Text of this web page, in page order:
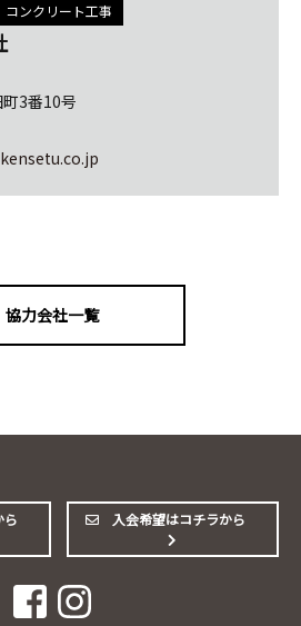
ンクリート工事
3番10号
協力会社一覧
ら 入会希望はコチラから